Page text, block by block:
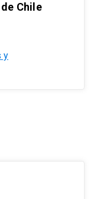
Chile
y